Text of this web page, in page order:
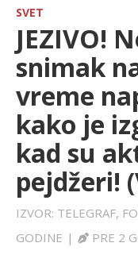
HRONIKA
FARMERI
SPORT
LIFESTYLE
EXTRA
SVET
JEZIVO!
snimak
vreme
kako je
kad su
pejdžeri!
IZVOR: TELEGRAF,
GODINE | PRE 2